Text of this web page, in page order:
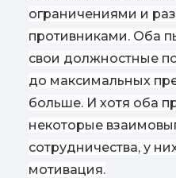
ограничениями и
противниками. Оба
свои должностные
до максимальных
больше. И хотя оба
некоторые
сотрудничества, у
мотивация.